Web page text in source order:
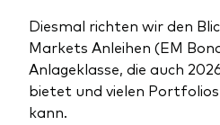
Dokumente, die
Diesmal richten wir den
Markets Anleihen (EM
Anlageklasse, die auch
bietet und vielen
kann.